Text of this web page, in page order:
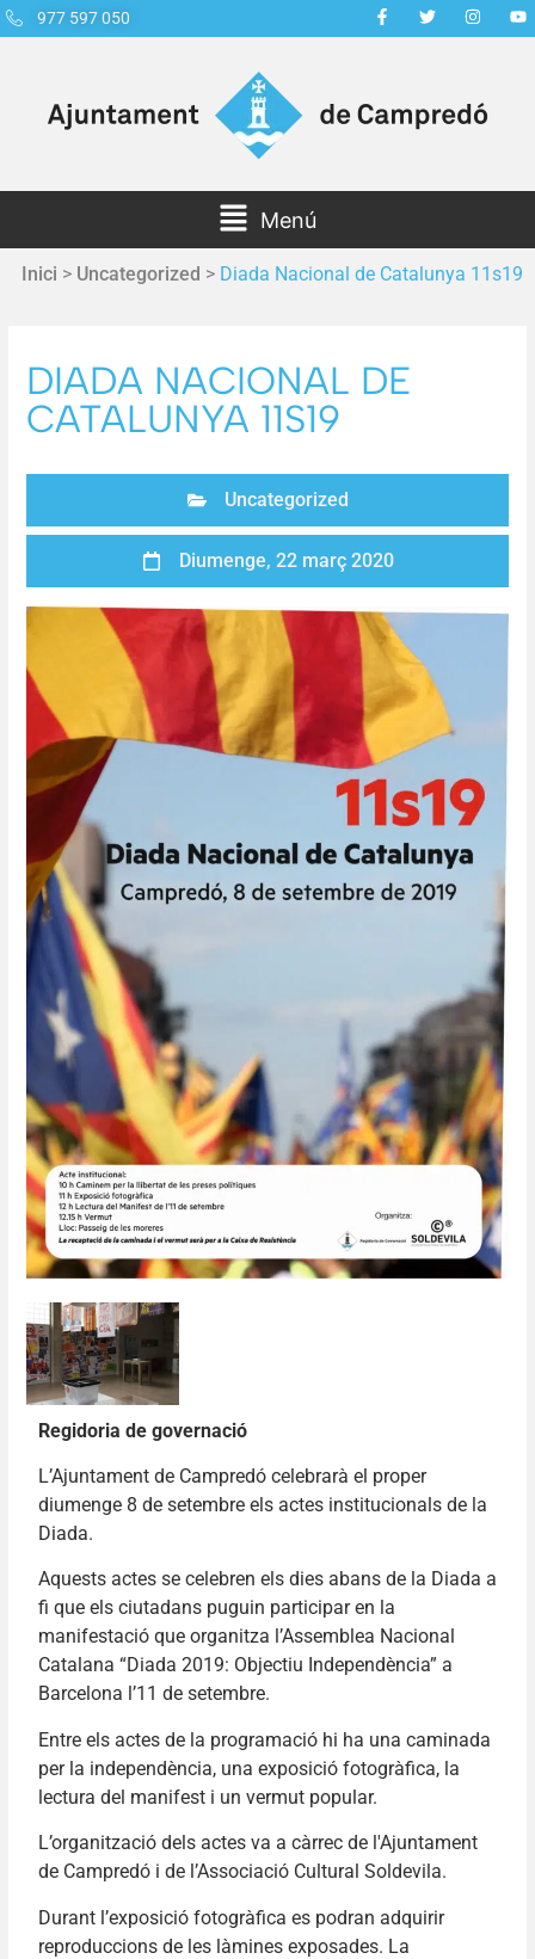
977 597 050
Menú
Inici > Uncategorized > Diada Nacional de Catalunya 11s19
DIADA NACIONAL DE
CATALUNYA 11S19
Uncategorized
Diumenge, 22 març 2020
Regidoria de governació
L’Ajuntament de Campredó celebrarà el proper
diumenge 8 de setembre els actes institucionals de la
Diada.
Aquests actes se celebren els dies abans de la Diada a
fi que els ciutadans puguin participar en la
manifestació que organitza l’Assemblea Nacional
Catalana “Diada 2019: Objectiu Independència” a
Barcelona l’11 de setembre.
Entre els actes de la programació hi ha una caminada
per la independència, una exposició fotogràfica, la
lectura del manifest i un vermut popular.
L’organització dels actes va a càrrec de l'Ajuntament
de Campredó i de l’Associació Cultural Soldevila.
Durant l’exposició fotogràfica es podran adquirir
reproduccions de les làmines exposades. La